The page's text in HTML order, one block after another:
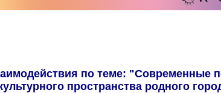
по теме: "Современные
пространства родного